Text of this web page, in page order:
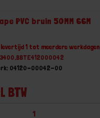
PVC bruin 50MM 66M
1 tot meerdere werkdagen
04120-00042-00
BTW